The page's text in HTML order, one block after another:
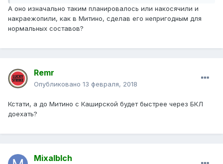
А оно изначально таким планировалось или накосячили и
накраежопили, как в Митино, сделав его непригодным для
нормальных составов?
Remr
Опубликовано 13 февраля, 2018
Кстати, а до Митино с Каширской будет быстрее через БКЛ
доехать?
Mixalblch